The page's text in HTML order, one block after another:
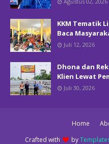
KKM Tematik
Baca
Juli 12, 2026
Dhona dan
Klien Lewat
Juli 30, 2026
Home
Crafted with
by